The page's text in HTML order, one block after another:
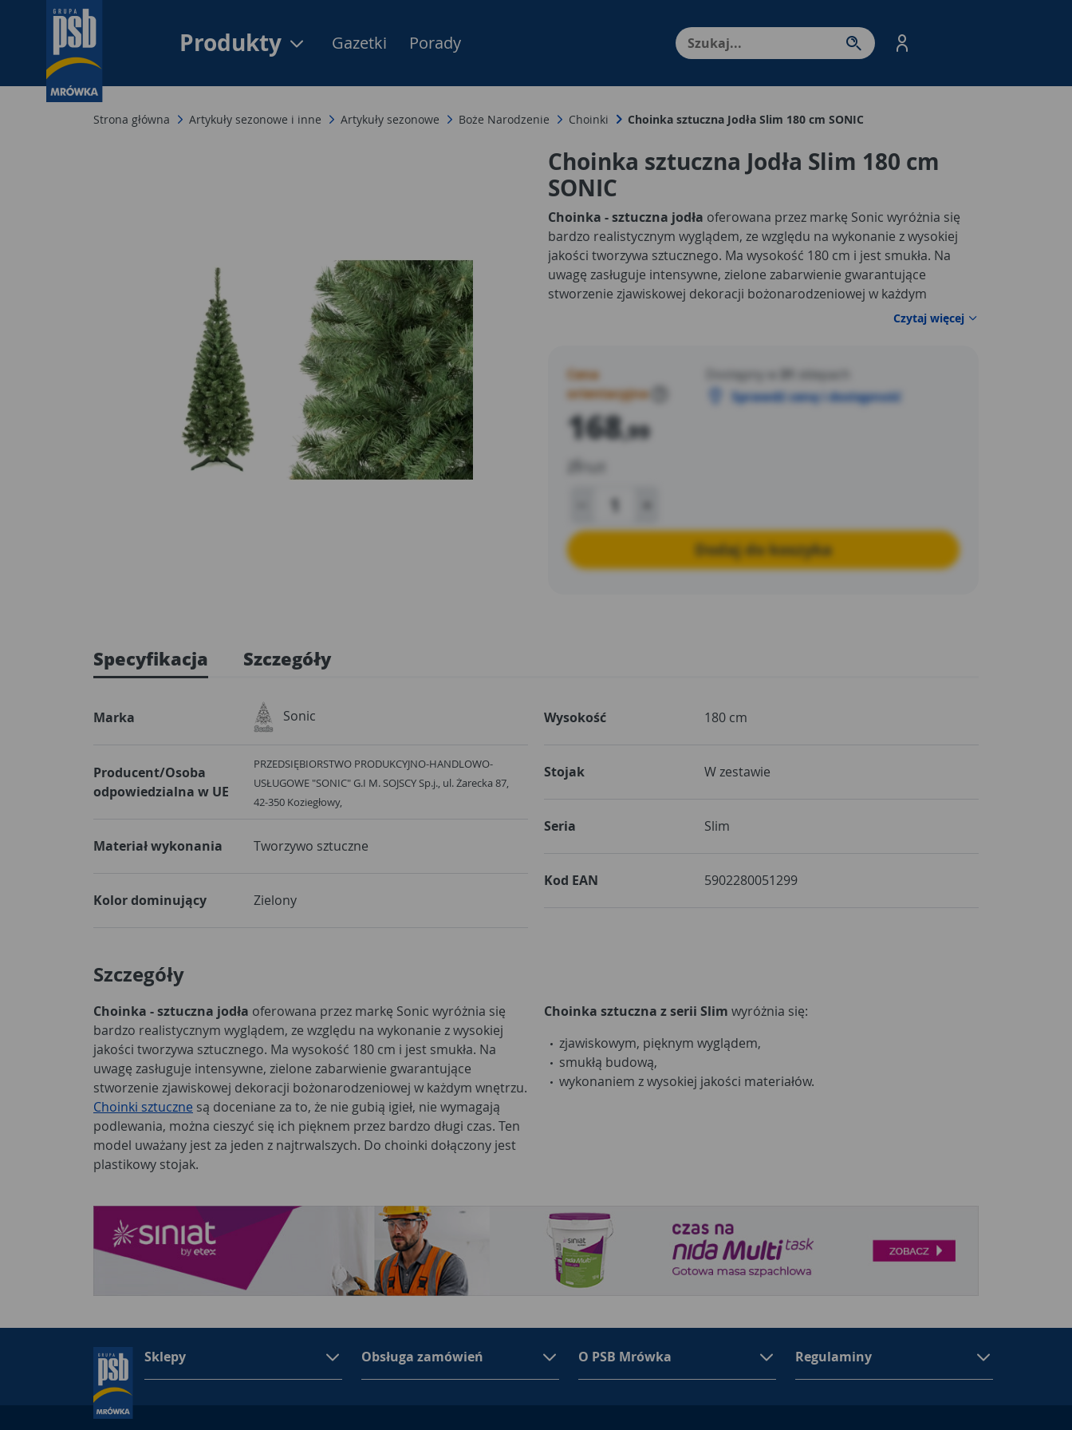
Produkty Menu Produktów, nawigacja: Enter - przejdź do strony produktów. Spacja – otwórz/
Gazetki Porady
Strona główna Artykuły sezonowe i inne Artykuły sezonowe Boże Narodzenie Choinki Choinka sztuczna Jodła Slim 180 cm SONIC
Choinka sztuczna Jodła Slim 180 cm
SONIC
Choinka - sztuczna jodła oferowana przez markę Sonic wyróżnia się
bardzo realistycznym wyglądem, ze względu na wykonanie z wysokiej
jakości tworzywa sztucznego. Ma wysokość 180 cm i jest smukła. Na
uwagę zasługuje intensywne, zielone zabarwienie gwarantujące
stworzenie zjawiskowej dekoracji bożonarodzeniowej w każdym
są doceniane za to, że nie gubią igieł, nie
dołączony jest plastikowy stojak.
Czytaj więcej
Cena
orientacyjna
168,99
zł /szt
Dostępny w
sklepach
Sprawdź cenę i dostępność
Dodaj do koszyka
Specyfikacja Szczegóły
Marka Sonic
Producent/Osoba
odpowiedzialna w UE
PRZEDSIĘBIORSTWO PRODUKCYJNO-HANDLOWO-
USŁUGOWE "SONIC" G.I M. SOJSCY Sp.j., ul. Żarecka 87,
42-350 Koziegłowy,
Materiał wykonania Tworzywo sztuczne
Kolor dominujący Zielony
Wysokość 180 cm
Stojak W zestawie
Seria Slim
Kod EAN 5902280051299
Szczegóły
Choinka - sztuczna jodła oferowana przez markę Sonic wyróżnia się
bardzo realistycznym wyglądem, ze względu na wykonanie z wysokiej
jakości tworzywa sztucznego. Ma wysokość 180 cm i jest smukła. Na
uwagę zasługuje intensywne, zielone zabarwienie gwarantujące
stworzenie zjawiskowej dekoracji bożonarodzeniowej w każdym wnętrzu.
Choinki sztuczne są doceniane za to, że nie gubią igieł, nie wymagają
podlewania, można cieszyć się ich pięknem przez bardzo długi czas. Ten
model uważany jest za jeden z najtrwalszych. Do choinki dołączony jest
plastikowy stojak.
Choinka sztuczna z serii Slim wyróżnia się:
zjawiskowym, pięknym wyglądem,
smukłą budową,
wykonaniem z wysokiej jakości materiałów.
Sklepy Obsługa zamówień O PSB Mrówka Regulaminy